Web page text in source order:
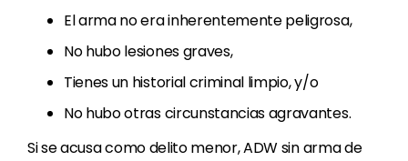
El arma no era inherentemente peligrosa,
No hubo lesiones graves,
Tienes un historial criminal limpio, y/o
No hubo otras circunstancias agravantes.
Si se acusa como delito menor, ADW sin arma de